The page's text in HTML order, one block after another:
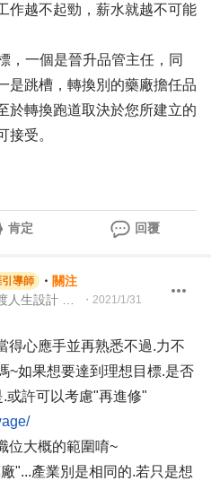
作越不起勁，薪水就越不可能
，一個是晉升品管主任，同
是跳槽，轉換別的藥廠擔任品
於轉換跑道取決於您所建立的
接受。
肯定 回覆
導師 ・ 關注
・ 2021/1/31
得心應手並再熟悉不過.力不
~如果想要達到理想目標.是否
或許可以考慮"再進修"
位大概的範圍唷~
"...產業別是相同的.若只是想